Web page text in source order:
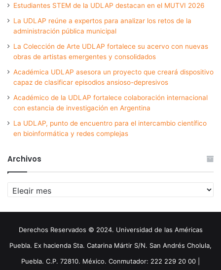
Estudiantes STEM de la UDLAP destacan en el MUTVI 2026
La UDLAP reúne a expertos para analizar los retos de la
administración pública municipal
La Colección de Arte UDLAP fortalece su acervo con nuevas
obras de artistas emergentes y consolidados
Académica UDLAP asesora un proyecto que creará dispositivo
capaz de clasificar episodios ansioso-depresivos
Académico de la UDLAP fortalece colaboración internacional
con estancia de investigación en Argentina
La UDLAP, punto de encuentro para el intercambio científico
en bioinformática y redes complejas
Archivos
Archivos
Derechos Reservados © 2024. Universidad de las Américas
Puebla. Ex hacienda Sta. Catarina Mártir S/N. San Andrés Cholula,
Puebla. C.P. 72810. México. Conmutador: 222 229 20 00 |